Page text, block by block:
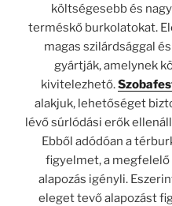
költségesebb és
terméskő burkolatokat.
magas szilárdsággal
gyártják, amelynek
kivitelezhető.
alakjuk, lehetőséget
lévő súrlódási erők
Ebből adódóan a
figyelmet, a
alapozás igényli.
eleget tevő alapozást